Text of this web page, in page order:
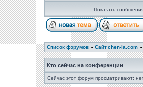
Показать
Список форумов » Сайт chen-la.com »
Кто сейчас на конференции
Сейчас этот форум просматривают: